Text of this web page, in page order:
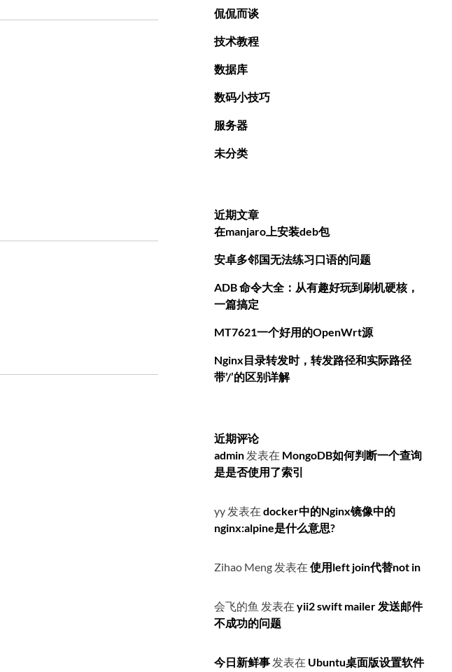
侃侃而谈
技术教程
数据库
数码小技巧
服务器
未分类
近期文章
在manjaro上安装deb包
安卓多邻国无法练习口语的问题
ADB 命令大全：从有趣好玩到刷机硬核，
一篇搞定
MT7621一个好用的OpenWrt源
Nginx目录转发时，转发路径和实际路径
带’/’的区别详解
近期评论
admin 发表在 MongoDB如何判断一个查询
是是否使用了索引
yy 发表在 docker中的Nginx镜像中的
nginx:alpine是什么意思?
Zihao Meng 发表在 使用left join代替not in
会飞的鱼 发表在 yii2 swift mailer 发送邮件
不成功的问题
今日新鲜事 发表在 Ubuntu桌面版设置软件